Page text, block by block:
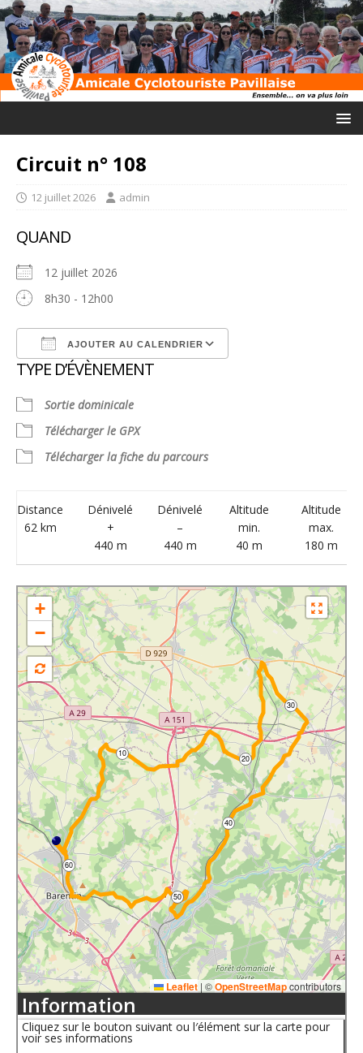
Circuit n° 108
12 juillet 2026 admin
QUAND
12 juillet 2026
8h30 - 12h00
AJOUTER AU CALENDRIER
Télécharger ICS
TYPE D’ÉVÈNEMENT
Sortie dominicale
Télécharger le GPX
Télécharger la fiche du parcours
Distance
62 km
Dénivelé
+
440 m
Dénivelé
–
440 m
Altitude
min.
40 m
Altitude
max.
180 m
40
20
60
10
30
50
+
−
Leaflet | ©OpenStreetMapcontributors
Information
Cliquez sur le bouton suivant ou l′élément sur la carte pour
voir ses informations